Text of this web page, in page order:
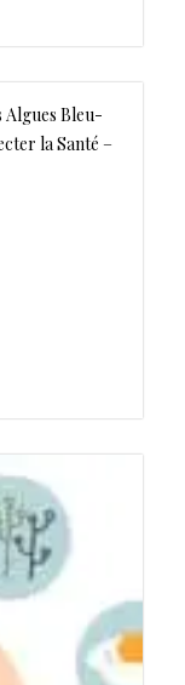
Algues Bleu-
la Santé –